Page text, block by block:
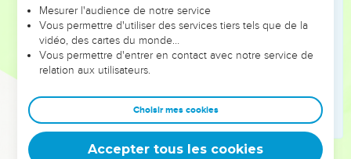
Saint, que Paul oppose, par un violent contraste, à celui de
ceux qui ne connaissent pas Dieu (4.17 à 5.20). Le
développement final décrit les armes du chrétien dont
celui-ci devra user dans le combat spirituel (6.10-17).
Ainsi les destinataires de Paul seront-ils armés pour résister
aux faux docteurs qui essaient de séduire les Eglises
voisines de Colosses.
Mesurer l'audience de notre service
Vous permettre d'utiliser des services tiers tels que de la
vidéo, des cartes du monde…
Vous permettre d'entrer en contact avec notre service de
relation aux utilisateurs.
Choisir mes cookies
Accepter tous les cookies